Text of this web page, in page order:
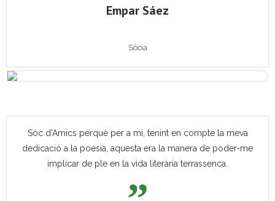
Empar Sáez
Sòcia
Sóc d'Amics perquè per a mi, tenint en compte la meva
dedicació a la poesia, aquesta era la manera de poder-me
implicar de ple en la vida literària terrassenca.